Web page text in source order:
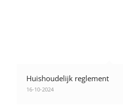
Huishoudelijk reglement
16-10-2024